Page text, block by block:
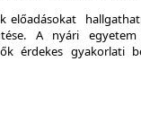
előadásokat
A nyári egyetem
érdekes